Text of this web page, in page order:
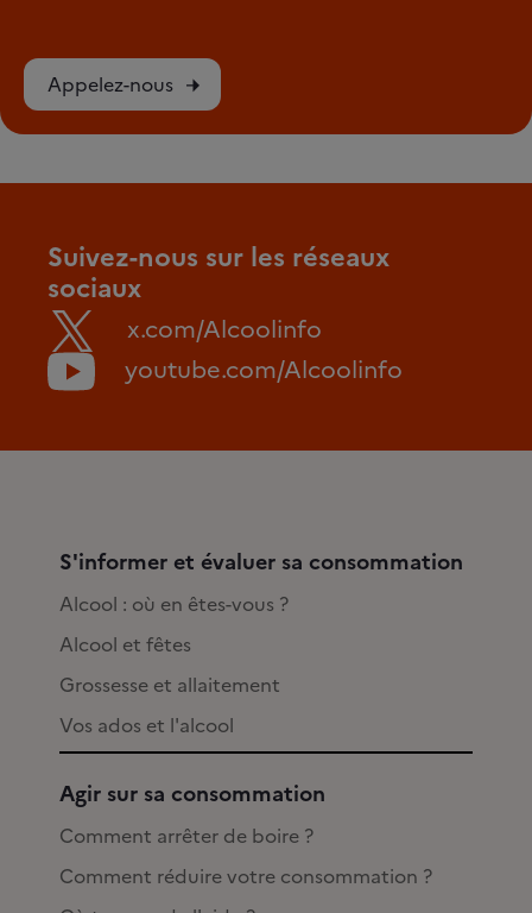
Appelez-nous
Suivez-nous sur les réseaux
sociaux
x.com/Alcoolinfo
youtube.com/Alcoolinfo
S'informer et évaluer sa consommation
Alcool : où en êtes-vous ?
Alcool et fêtes
Grossesse et allaitement
Vos ados et l'alcool
Agir sur sa consommation
Comment arrêter de boire ?
Comment réduire votre consommation ?